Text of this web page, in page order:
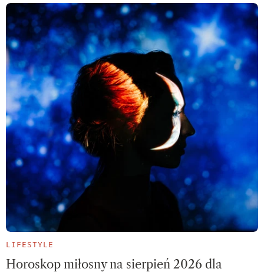
LIFESTYLE
Horoskop miłosny na sierpień 2026 dla